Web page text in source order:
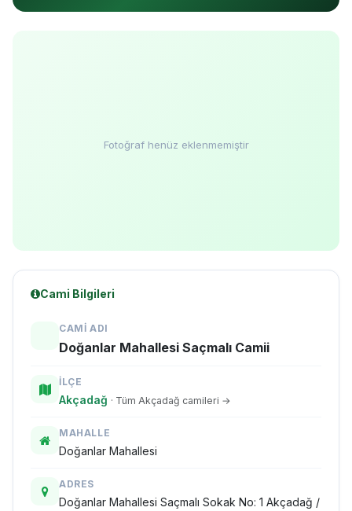
Fotoğraf henüz eklenmemiştir
Cami Bilgileri
CAMI ADI
Doğanlar Mahallesi Saçmalı Camii
İLÇE
Akçadağ · Tüm Akçadağ camileri →
MAHALLE
Doğanlar Mahallesi
ADRES
Doğanlar Mahallesi Saçmalı Sokak No: 1 Akçadağ /